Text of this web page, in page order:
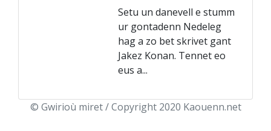
Setu un danevell e stumm
ur gontadenn Nedeleg
hag a zo bet skrivet gant
Jakez Konan. Tennet eo
eus a...
© Gwirioù miret / Copyright 2020 Kaouenn.net